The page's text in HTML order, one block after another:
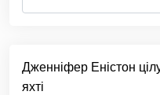
Дженніфер Еністон
яхті